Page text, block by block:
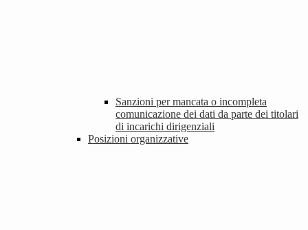
Sanzioni per mancata o incompleta
comunicazione dei dati da parte dei titolari
di incarichi dirigenziali
Posizioni organizzative